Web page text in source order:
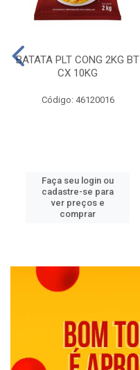
BATATA PLT CONG 2KG BT
CX 10KG
Código: 46120016
Faça seu login ou
cadastre-se para
ver preços e
comprar